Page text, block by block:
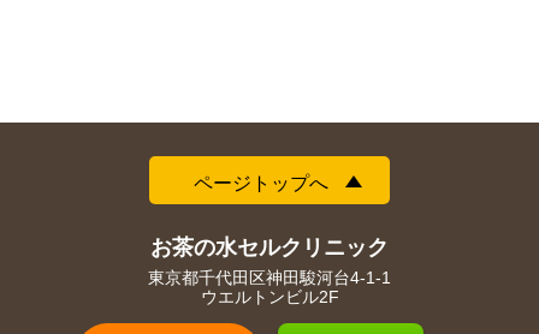
ページトップへ
お茶の水セルクリニック
東京都千代田区神田駿河台4-1-1
ウエルトンビル2F